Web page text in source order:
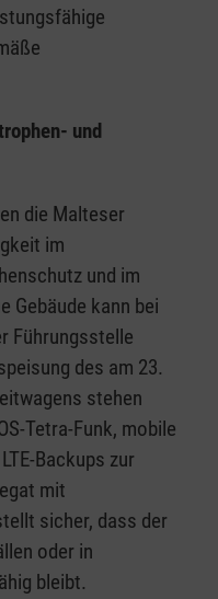
und
die Malteser
im
und im
Gebäude kann bei
Führungsstelle
des am 23.
stehen
Tetra-Funk, mobile
Backups zur
mit
sicher, dass der
oder in
bleibt.